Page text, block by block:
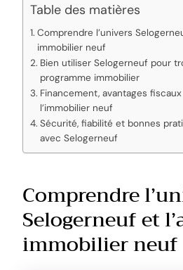
Table des matières
Comprendre l’univers
immobilier neuf
Bien utiliser Selogerneuf pour
programme immobilier
Financement, avantages
l’immobilier neuf
Sécurité, fiabilité et bonnes
avec Selogerneuf
Comprendre
Selogerneuf et
immobilier neuf